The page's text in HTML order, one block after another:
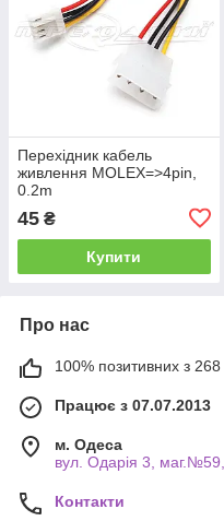
Перехідник кабель
живлення MOLEX=>4pin,
0.2m
45 ₴
Купити
Про нас
100% позитивних з 268
Працює з 07.07.2013
м. Одеса
вул. Одарiя 3,
Контакти